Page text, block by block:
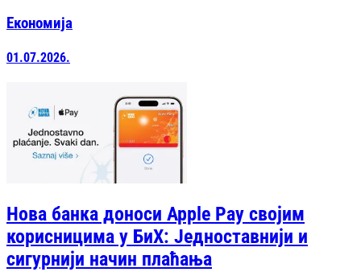
Економија
01.07.2026.
Нова банка доноси Apple Pay својим
корисницима у БиХ: Једноставнији и
сигурнији начин плаћања